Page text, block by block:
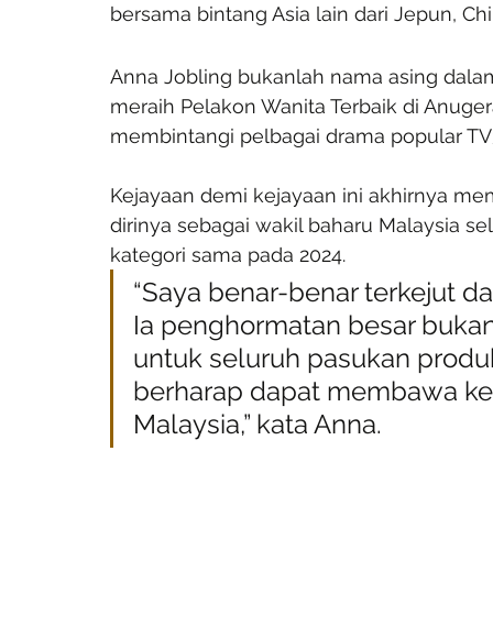
bersama bintang Asia lain dari Jepun,
Anna Jobling bukanlah nama asing
meraih Pelakon Wanita Terbaik di
membintangi pelbagai drama popular
Kejayaan demi kejayaan ini akhirnya
dirinya sebagai wakil baharu Malaysia
kategori sama pada 2024.
“Saya benar-benar terkejut
Ia penghormatan besar
untuk seluruh pasukan
berharap dapat membawa
Malaysia,” kata Anna.